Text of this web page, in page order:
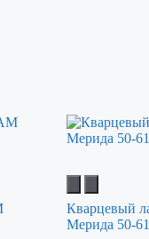
Кварцевый
Мерида 50-